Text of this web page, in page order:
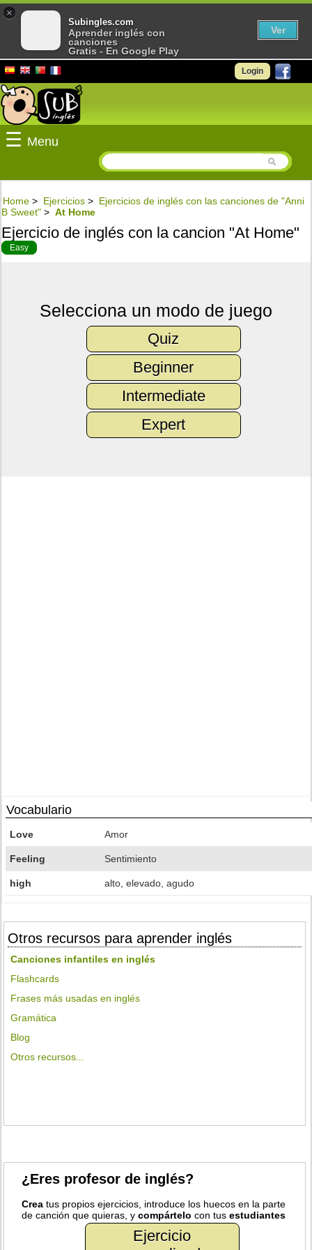
Login
☰ Menu
Home > Ejercicios > Ejercicios de inglés con las canciones de "Anni
B Sweet" > At Home
Ejercicio de inglés con la cancion "At Home"
Easy
Selecciona un modo de juego
Quiz
Beginner
Intermediate
Expert
Vocabulario
Love Amor
Feeling Sentimiento
high alto, elevado, agudo
Otros recursos para aprender inglés
Canciones infantiles en inglés
Flashcards
Frases más usadas en inglés
Gramática
Blog
Otros recursos...
¿Eres profesor de inglés?
Crea tus propios ejercicios, introduce los huecos en la parte
de canción que quieras, ycompártelo con tusestudiantes
Ejercicio
×
Subingles.com
Aprender inglés con
canciones
Gratis - En Google Play
Ver